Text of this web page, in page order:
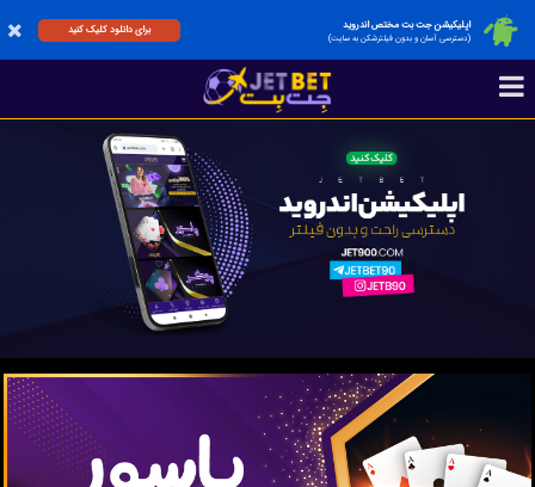
اپلیکیشن جت بت مختص اندروید
(دسترسی آسان و بدون فیلترشکن به سایت)
برای دانلود کلیک کنید